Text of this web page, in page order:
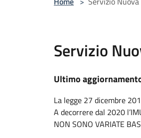
Servizio
Ultimo
La legge 27 dicembre
A decorrere dal 2020
NON SONO VARIATE